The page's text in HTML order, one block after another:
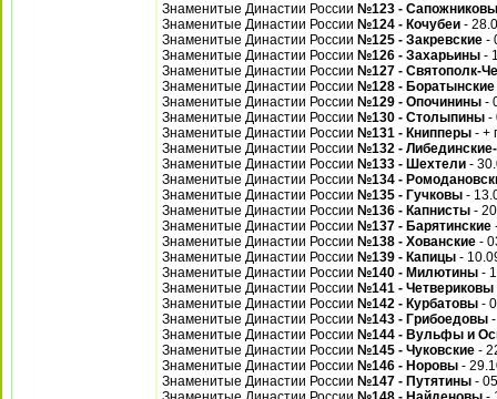
Знаменитые Династии России №123 - Сапожниковы
Знаменитые Династии России №124 - Кочубеи -
Знаменитые Династии России №125 - Закревские -
Знаменитые Династии России №126 - Захарьины -
Знаменитые Династии России №127 - Святополк-
Знаменитые Династии России №128 - Боратынские
Знаменитые Династии России №129 - Опочинины -
Знаменитые Династии России №130 - Столыпины -
Знаменитые Династии России №131 - Книпперы - +
Знаменитые Династии России №132 -
Знаменитые Династии России №133 - Шехтели -
Знаменитые Династии России №134 -
Знаменитые Династии России №135 - Гучковы -
Знаменитые Династии России №136 - Капнисты -
Знаменитые Династии России №137 - Барятинские
Знаменитые Династии России №138 - Хованские -
Знаменитые Династии России №139 - Капицы -
Знаменитые Династии России №140 - Милютины -
Знаменитые Династии России №141 - Четвериковы
Знаменитые Династии России №142 - Курбатовы -
Знаменитые Династии России №143 - Грибоедовы
Знаменитые Династии России №144 - Вульфы и
Знаменитые Династии России №145 - Чуковские -
Знаменитые Династии России №146 - Норовы -
Знаменитые Династии России №147 - Путятины -